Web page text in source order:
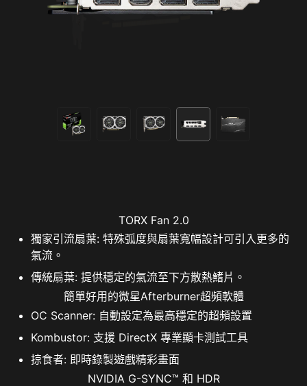
TORX Fan 2.0
獨家引流扇葉: 特殊弧度與扇葉寬幅設計可引入更多的
氣流。
傳統扇葉: 提供穩定的氣流至下方散熱鰭片。
簡單好用的微星Afterburner超頻軟體
OC Scanner: 自動設定為最高穩定的超頻設置
Kombustor: 支援 DirectX 專業顯卡測試工具
掠食者: 即時錄製遊戲精彩畫面
NVIDIA G-SYNC™ 和 HDR